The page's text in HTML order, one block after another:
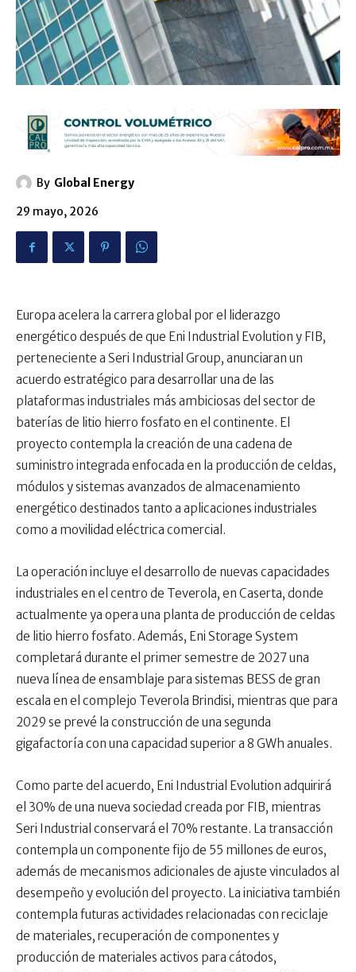
By Global Energy
29 mayo, 2026
Europa acelera la carrera global por el liderazgo
energético después de que Eni Industrial Evolution y FIB,
perteneciente a Seri Industrial Group, anunciaran un
acuerdo estratégico para desarrollar una de las
plataformas industriales más ambiciosas del sector de
baterías de litio hierro fosfato en el continente. El
proyecto contempla la creación de una cadena de
suministro integrada enfocada en la producción de celdas,
módulos y sistemas avanzados de almacenamiento
energético destinados tanto a aplicaciones industriales
como a movilidad eléctrica comercial.
La operación incluye el desarrollo de nuevas capacidades
industriales en el centro de Teverola, en Caserta, donde
actualmente ya opera una planta de producción de celdas
de litio hierro fosfato. Además, Eni Storage System
completará durante el primer semestre de 2027 una
nueva línea de ensamblaje para sistemas BESS de gran
escala en el complejo Teverola Brindisi, mientras que para
2029 se prevé la construcción de una segunda
gigafactoría con una capacidad superior a 8 GWh anuales.
Como parte del acuerdo, Eni Industrial Evolution adquirirá
el 30% de una nueva sociedad creada por FIB, mientras
Seri Industrial conservará el 70% restante. La transacción
contempla un componente fijo de 55 millones de euros,
además de mecanismos adicionales de ajuste vinculados al
desempeño y evolución del proyecto. La iniciativa también
contempla futuras actividades relacionadas con reciclaje
de materiales, recuperación de componentes y
producción de materiales activos para cátodos,